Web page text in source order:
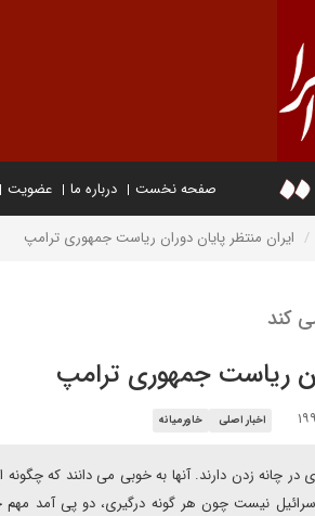
صفحه نخست درباره ما عضویت
ایران منتظر پایان دوران ریاست جمهوری ترامپ
کند
ریاست جمهوری ترامپ
اخبار اصلی خاورمیانه
در چانه زدن دارند. آنها به خوبی می دانند که
اسرائیل نیست چون هر گونه درگیری، دو پی آمد